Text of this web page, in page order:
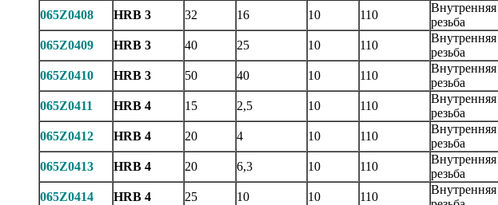
065Z0408 HRB 3 32 16 10 110
Внутренняя
резьба
065Z0409 HRB 3 40 25 10 110
Внутренняя
резьба
065Z0410 HRB 3 50 40 10 110
Внутренняя
резьба
065Z0411 HRB 4 15 2,5 10 110
Внутренняя
резьба
065Z0412 HRB 4 20 4 10 110
Внутренняя
резьба
065Z0413 HRB 4 20 6,3 10 110
Внутренняя
резьба
065Z0414 HRB 4 25 10 10 110
Внутренняя